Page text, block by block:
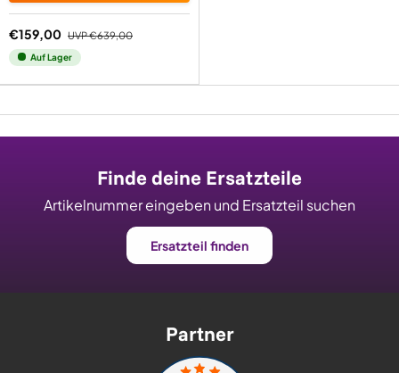
€159,00 UVP€639,00
Auf Lager
Finde deine Ersatzteile
Artikelnummer eingeben und Ersatzteil suchen
Ersatzteil finden
Partner